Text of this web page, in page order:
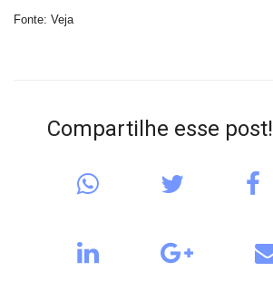
Fonte: Veja
Compartilhe esse post!